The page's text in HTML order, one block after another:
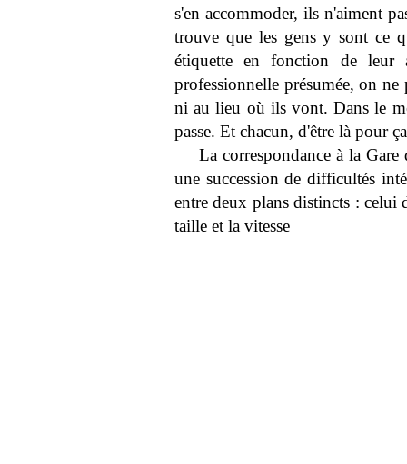
s'en accommoder, ils n'aiment
trouve que les gens y sont ce
étiquette en fonction de leur
professionnelle présumée, on
ni au lieu où ils vont. Dans le
passe. Et chacun, d'être là pour
La correspondance à la
une succession de difficultés
entre deux plans distincts :
taille et la vitesse